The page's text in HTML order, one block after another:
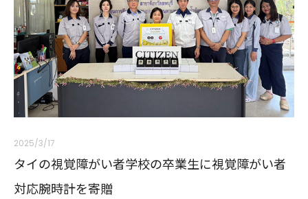
2025/3/17
タイの視覚障がい者学校の卒業生に視覚障がい者
対応腕時計を寄贈